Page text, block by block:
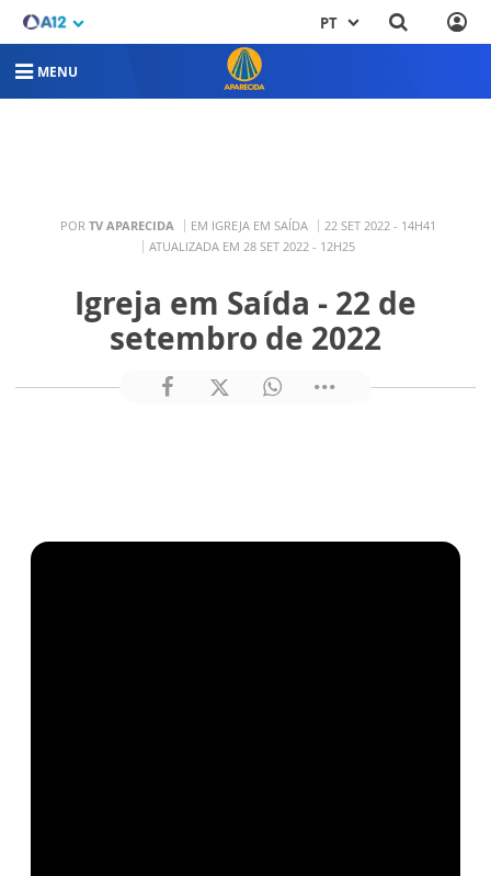
PT
MENU
POR TV APARECIDA EM IGREJA EM SAÍDA
22 SET 2022 - 14H41
ATUALIZADA EM 28 SET 2022 - 12H25
Igreja em Saída - 22 de
setembro de 2022